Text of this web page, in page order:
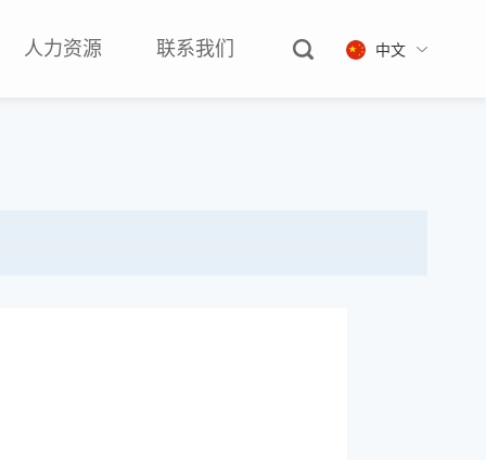
人力资源 联系我们 中文